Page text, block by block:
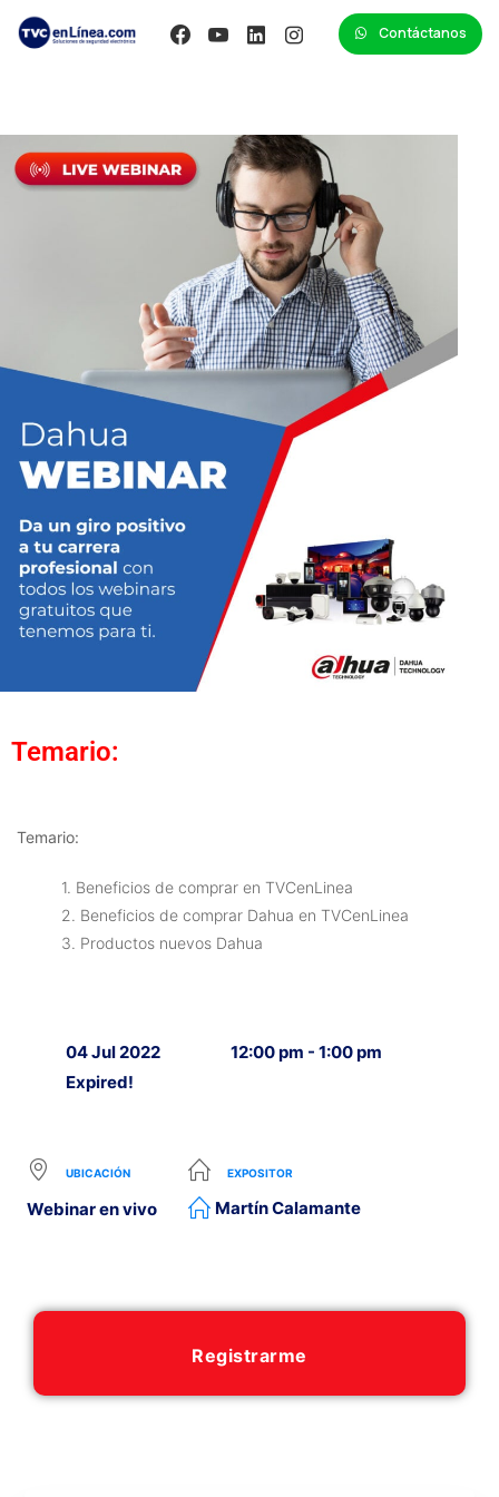
Contáctanos
Temario:
Temario:
1. Beneficios de comprar en TVCenLinea
2. Beneficios de comprar Dahua en TVCenLinea
3. Productos nuevos Dahua
04 Jul 2022
Expired!
12:00 pm - 1:00 pm
UBICACIÓN
Webinar en vivo
EXPOSITOR
Martín Calamante
Registrarme